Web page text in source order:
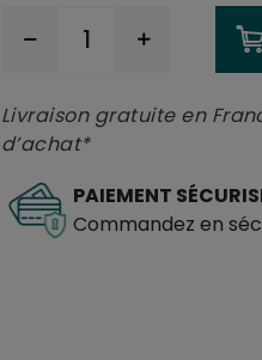
Livraison gratuite en
d’achat*
PAIEMENT
Commandez en